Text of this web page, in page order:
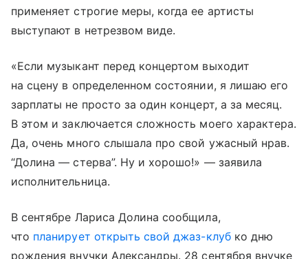
применяет строгие меры, когда ее артисты
выступают в нетрезвом виде.
«Если музыкант перед концертом выходит
на сцену в определенном состоянии, я лишаю его
зарплаты не просто за один концерт, а за месяц.
В этом и заключается сложность моего характера.
Да, очень много слышала про свой ужасный нрав.
“Долина — стерва”. Ну и хорошо!» — заявила
исполнительница.
В сентябре Лариса Долина сообщила,
что планирует открыть свой джаз-клубко дню
рождения внучки Александры. 28 сентября внучке